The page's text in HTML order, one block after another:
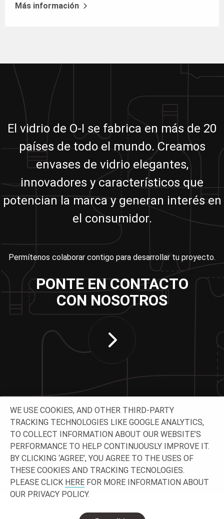
Más información
El vidrio de O-I se fabrica en más de 20
países de todo el mundo. Creamos
envases de vidrio elegantes,
innovadores y característicos que
potencian la marca y generan interés en
el consumidor.
Permítenos colaborar contigo para desarrollar tu proyecto.
PONTE EN CONTACTO
CON NOSOTROS
CONTACTA CON NOSOTROS
I. Reservados todos los derechos.
WE USE COOKIES, AND OTHER THIRD-PARTY
TRACKING TECHNOLOGIES LIKE GOOGLE ANALYTICS,
TO COLLECT INFORMATION ABOUT OUR WEBSITE’S
PERFORMANCE TO HELP CONTINUOUSLY IMPROVE IT.
BY CLICKING ‘AGREE’, YOU AGREE TO THE USES OF
THESE COOKIES AND TRACKING TECNOLOGIES.
PLEASE CLICK HERE FOR MORE INFORMATION ABOUT
OUR PRIVACY POLICY.